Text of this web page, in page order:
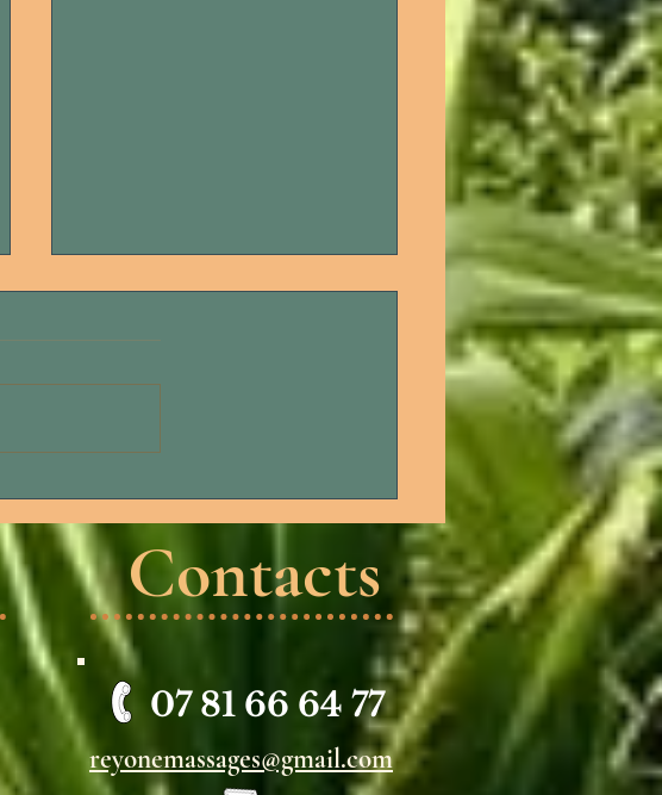
Contacts
reyonemassages@gmail.com
07 81 66 64 77